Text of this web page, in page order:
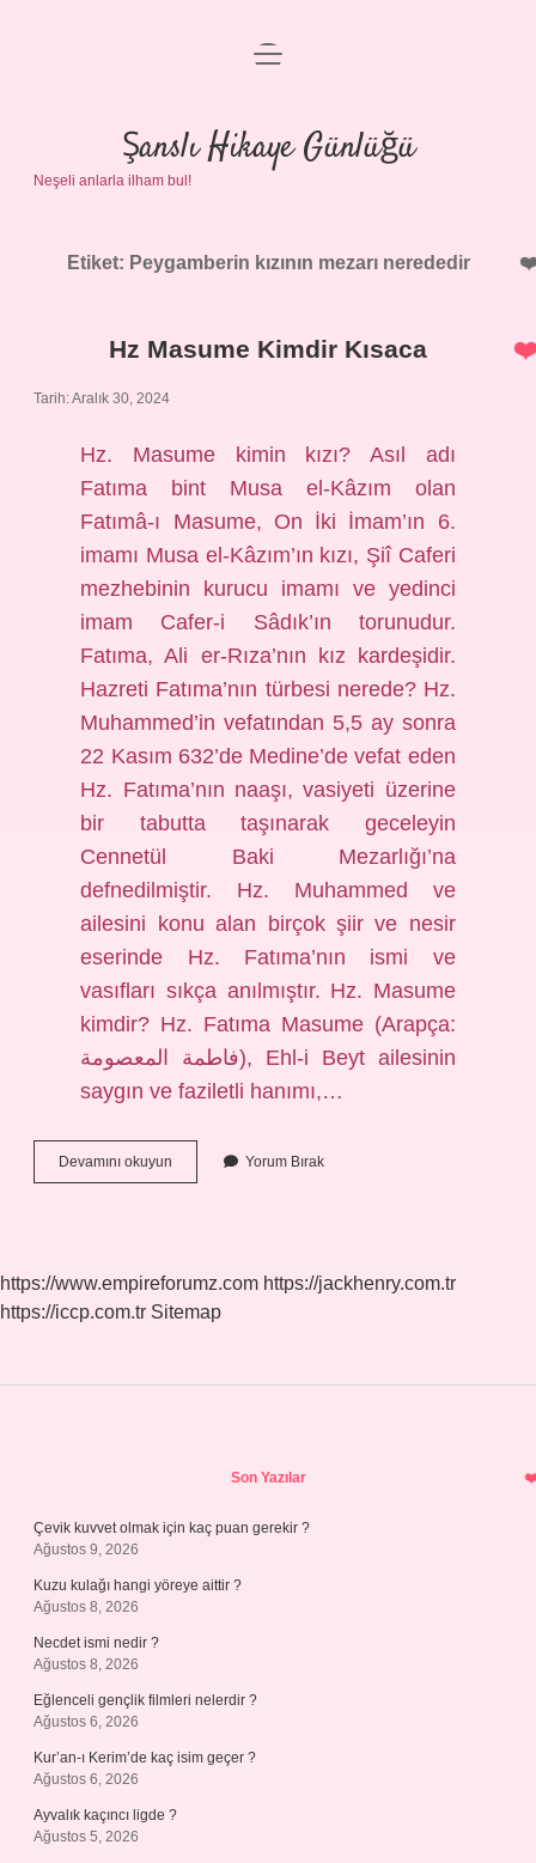
Anasayfa
Gizlilik Politikası
menüyü
Şanslı Hikaye Günlüğü
Neşeli anlarla ilham bul!
Etiket: Peygamberin kızının mezarı nerededir
Hz Masume Kimdir Kısaca
Tarih: Aralık 30, 2024
Hz. Masume kimin kızı? Asıl adı
Fatıma bint Musa el-Kâzım olan
Fatımâ-ı Masume, On İki İmam’ın 6.
imamı Musa el-Kâzım’ın kızı, Şiî Caferi
mezhebinin kurucu imamı ve yedinci
imam Cafer-i Sâdık’ın torunudur.
Fatıma, Ali er-Rıza’nın kız kardeşidir.
Hazreti Fatıma’nın türbesi nerede? Hz.
Muhammed’in vefatından 5,5 ay sonra
22 Kasım 632’de Medine’de vefat eden
Hz. Fatıma’nın naaşı, vasiyeti üzerine
bir tabutta taşınarak geceleyin
Cennetül Baki Mezarlığı’na
defnedilmiştir. Hz. Muhammed ve
ailesini konu alan birçok şiir ve nesir
eserinde Hz. Fatıma’nın ismi ve
vasıfları sıkça anılmıştır. Hz. Masume
kimdir? Hz. Fatıma Masume (Arapça:
فاطمة المعصومة), Ehl-i Beyt ailesinin
saygın ve faziletli hanımı,…
Devamını okuyun
Masume
Yorum Bırak
https://www.empireforumz.com https://jackhenry.com.tr
https://iccp.com.tr Sitemap
Son Yazılar
Çevik kuvvet olmak için kaç puan gerekir ?
Ağustos 9, 2026
Kuzu kulağı hangi yöreye aittir ?
Ağustos 8, 2026
Necdet ismi nedir ?
Ağustos 8, 2026
Eğlenceli gençlik filmleri nelerdir ?
Ağustos 6, 2026
Kur’an-ı Kerim’de kaç isim geçer ?
Ağustos 6, 2026
Ayvalık kaçıncı ligde ?
Ağustos 5, 2026